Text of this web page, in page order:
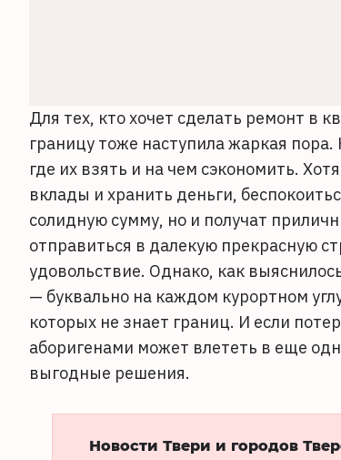
Для тех, кто хочет сделать ремонт в
границу тоже наступила жаркая
где их взять и на чем сэкономить.
вклады и хранить деньги,
солидную сумму, но и получат
отправиться в далекую прекрасную
удовольствие. Однако, как
— буквально на каждом курортном
которых не знает границ. И если
аборигенами может влететь в еще
выгодные решения.
Новости Твери и городов